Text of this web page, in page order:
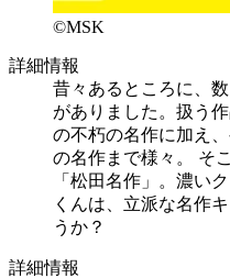
©MSK
詳細情報
昔々あるところに、
がありました。扱う
の不朽の名作に加え
の名作まで様々。 そ
「松田名作」。濃い
くんは、立派な名作
うか？
詳細情報